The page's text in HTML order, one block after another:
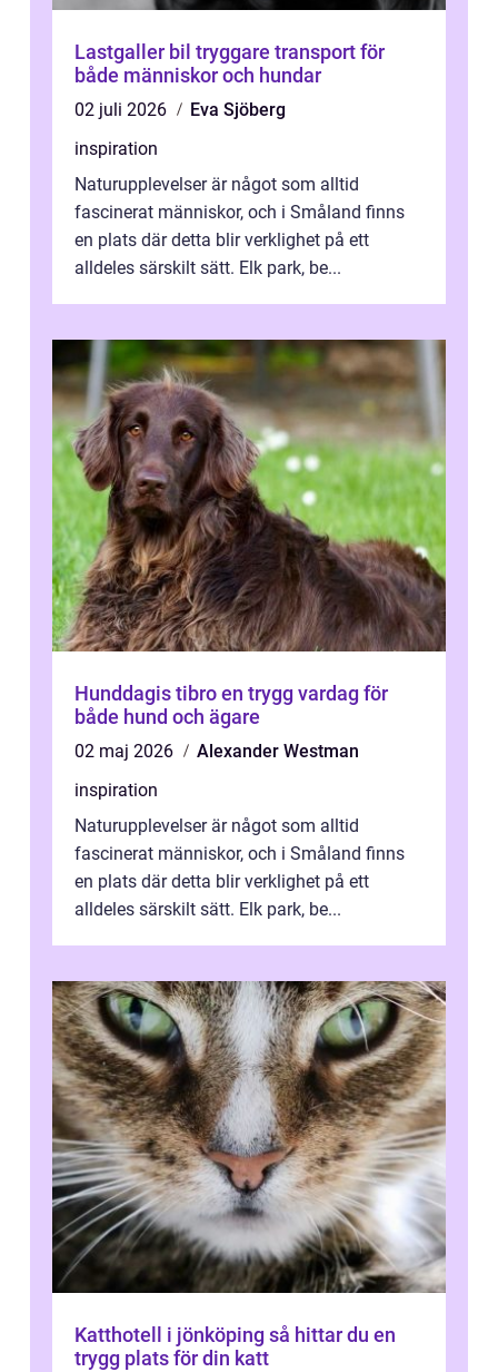
Lastgaller bil tryggare transport för
både människor och hundar
02 juli 2026
Eva Sjöberg
inspiration
Naturupplevelser är något som alltid
fascinerat människor, och i Småland finns
en plats där detta blir verklighet på ett
alldeles särskilt sätt. Elk park, be...
Hunddagis tibro en trygg vardag för
både hund och ägare
02 maj 2026
Alexander Westman
inspiration
Naturupplevelser är något som alltid
fascinerat människor, och i Småland finns
en plats där detta blir verklighet på ett
alldeles särskilt sätt. Elk park, be...
Katthotell i jönköping så hittar du en
trygg plats för din katt